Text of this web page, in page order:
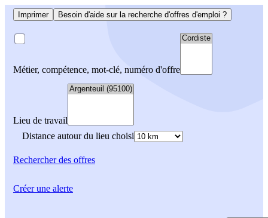
Imprimer Besoin d'aide sur la recherche d'offres d'emploi ?
Métier, compétence, mot-clé, numéro d'offre
Lieu de travail
Distance autour du lieu choisi
Rechercherdes offres
Créer une alerte